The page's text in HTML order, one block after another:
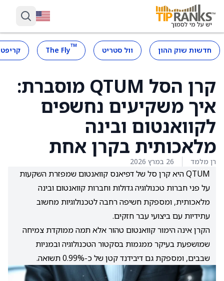
חדשות שוק ההון וול סטריט ™
The Fly
קרן הסל QTUM מוסברת:
איך משקיעים נחשפים
לקוואנטום ובינה
מלאכותית בקרן אחת
רן מלמד 26 במרץ 2026
QTUM היא קרן סל של דפיאנס קוואנטום שמפזרת השקעות
על פני חברות טכנולוגיה גדולות וחברות קוואנטום ובינה
מלאכותית, ומספקת חשיפה רחבה לטכנולוגיות מחשוב
עתידיות עם ביצועי עבר חזקים.
הקרן אינה הימור קוואנטום טהור אלא תמה ממוקדת צמיחה
שמושפעת בעיקר ממגמות בסקטור הטכנולוגיה ובמניות
שבבים, ומספקת גם דיבידנד קטן של כ-0.99% תשואה.